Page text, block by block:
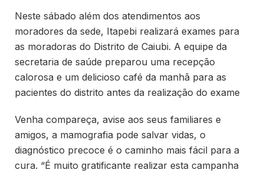
Neste sábado além dos atendimentos aos
moradores da sede, Itapebi realizará exames para
as moradoras do Distrito de Caiubi. A equipe da
secretaria de saúde preparou uma recepção
calorosa e um delicioso café da manhã para as
pacientes do distrito antes da realização do exame
Venha compareça, avise aos seus familiares e
amigos, a mamografia pode salvar vidas, o
diagnóstico precoce é o caminho mais fácil para a
cura. “É muito gratificante realizar esta campanha